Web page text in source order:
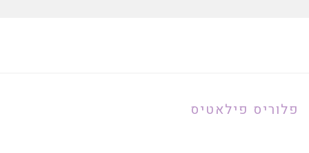
פלוריס פילאטיס